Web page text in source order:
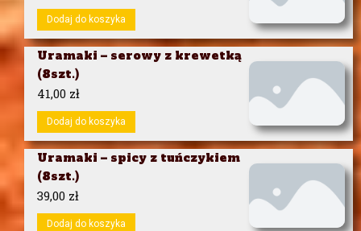
Dodaj do koszyka
Uramaki – serowy z krewetką
(8szt.)
41,00 zł
Dodaj do koszyka
Uramaki – spicy z tuńczykiem
(8szt.)
39,00 zł
Dodaj do koszyka